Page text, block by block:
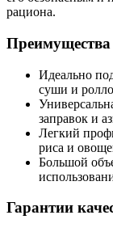
рациона.
Идеально
суши и
заправок и
Легкий
риса и
Большой
Гарантии